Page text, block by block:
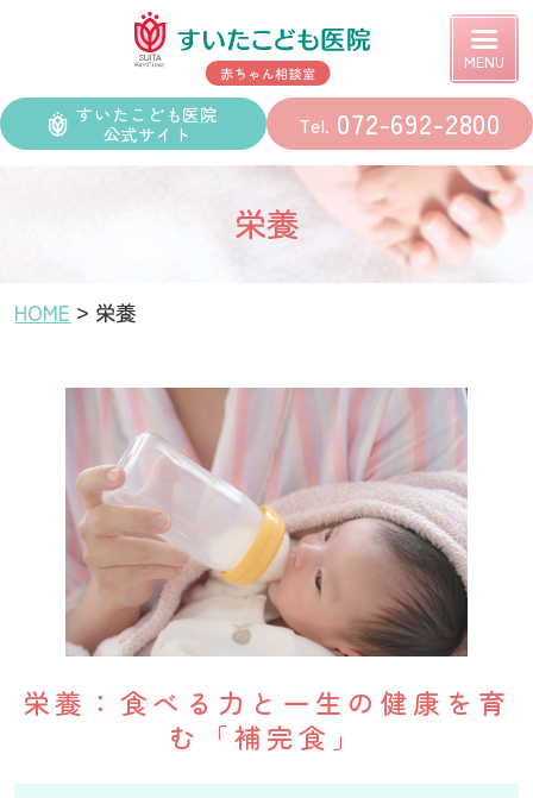
すいたこども医院 赤ちゃん相談室サイト
すいたこども医院
公式サイト
072-692-2800
栄養
HOME 栄養
栄養：食べる力と一生の健康を育
む「補完食」